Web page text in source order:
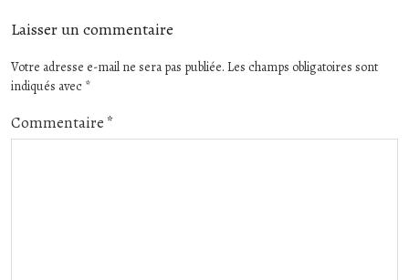
Laisser un commentaire
Votre adresse e-mail ne sera pas publiée. Les champs obligatoires sont
indiqués avec *
Commentaire *